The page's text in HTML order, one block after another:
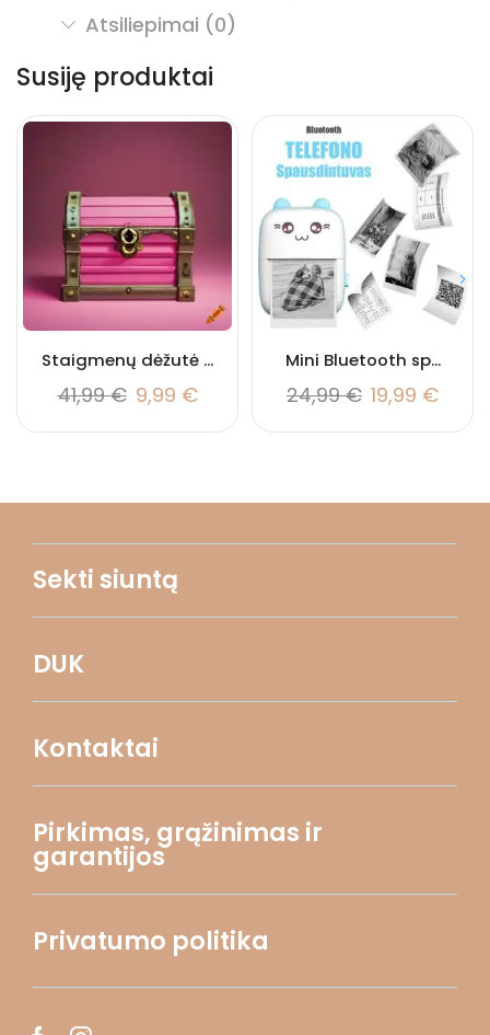
Atsiliepimai (0)
Susiję produktai
Staigmenų dėžutė ...
41,99€ 9,99 €
Mini Bluetooth sp...
24,99€ 19,99 €
Sekti siuntą
DUK
Kontaktai
Pirkimas, grąžinimas ir
garantijos
Privatumo politika